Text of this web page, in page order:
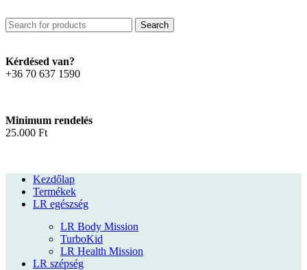
Search
Kérdésed van?
+36 70 637 1590
Minimum rendelés
25.000 Ft
Kezdőlap
Termékek
LR egészség
LR Body Mission
TurboKid
LR Health Mission
LR szépség